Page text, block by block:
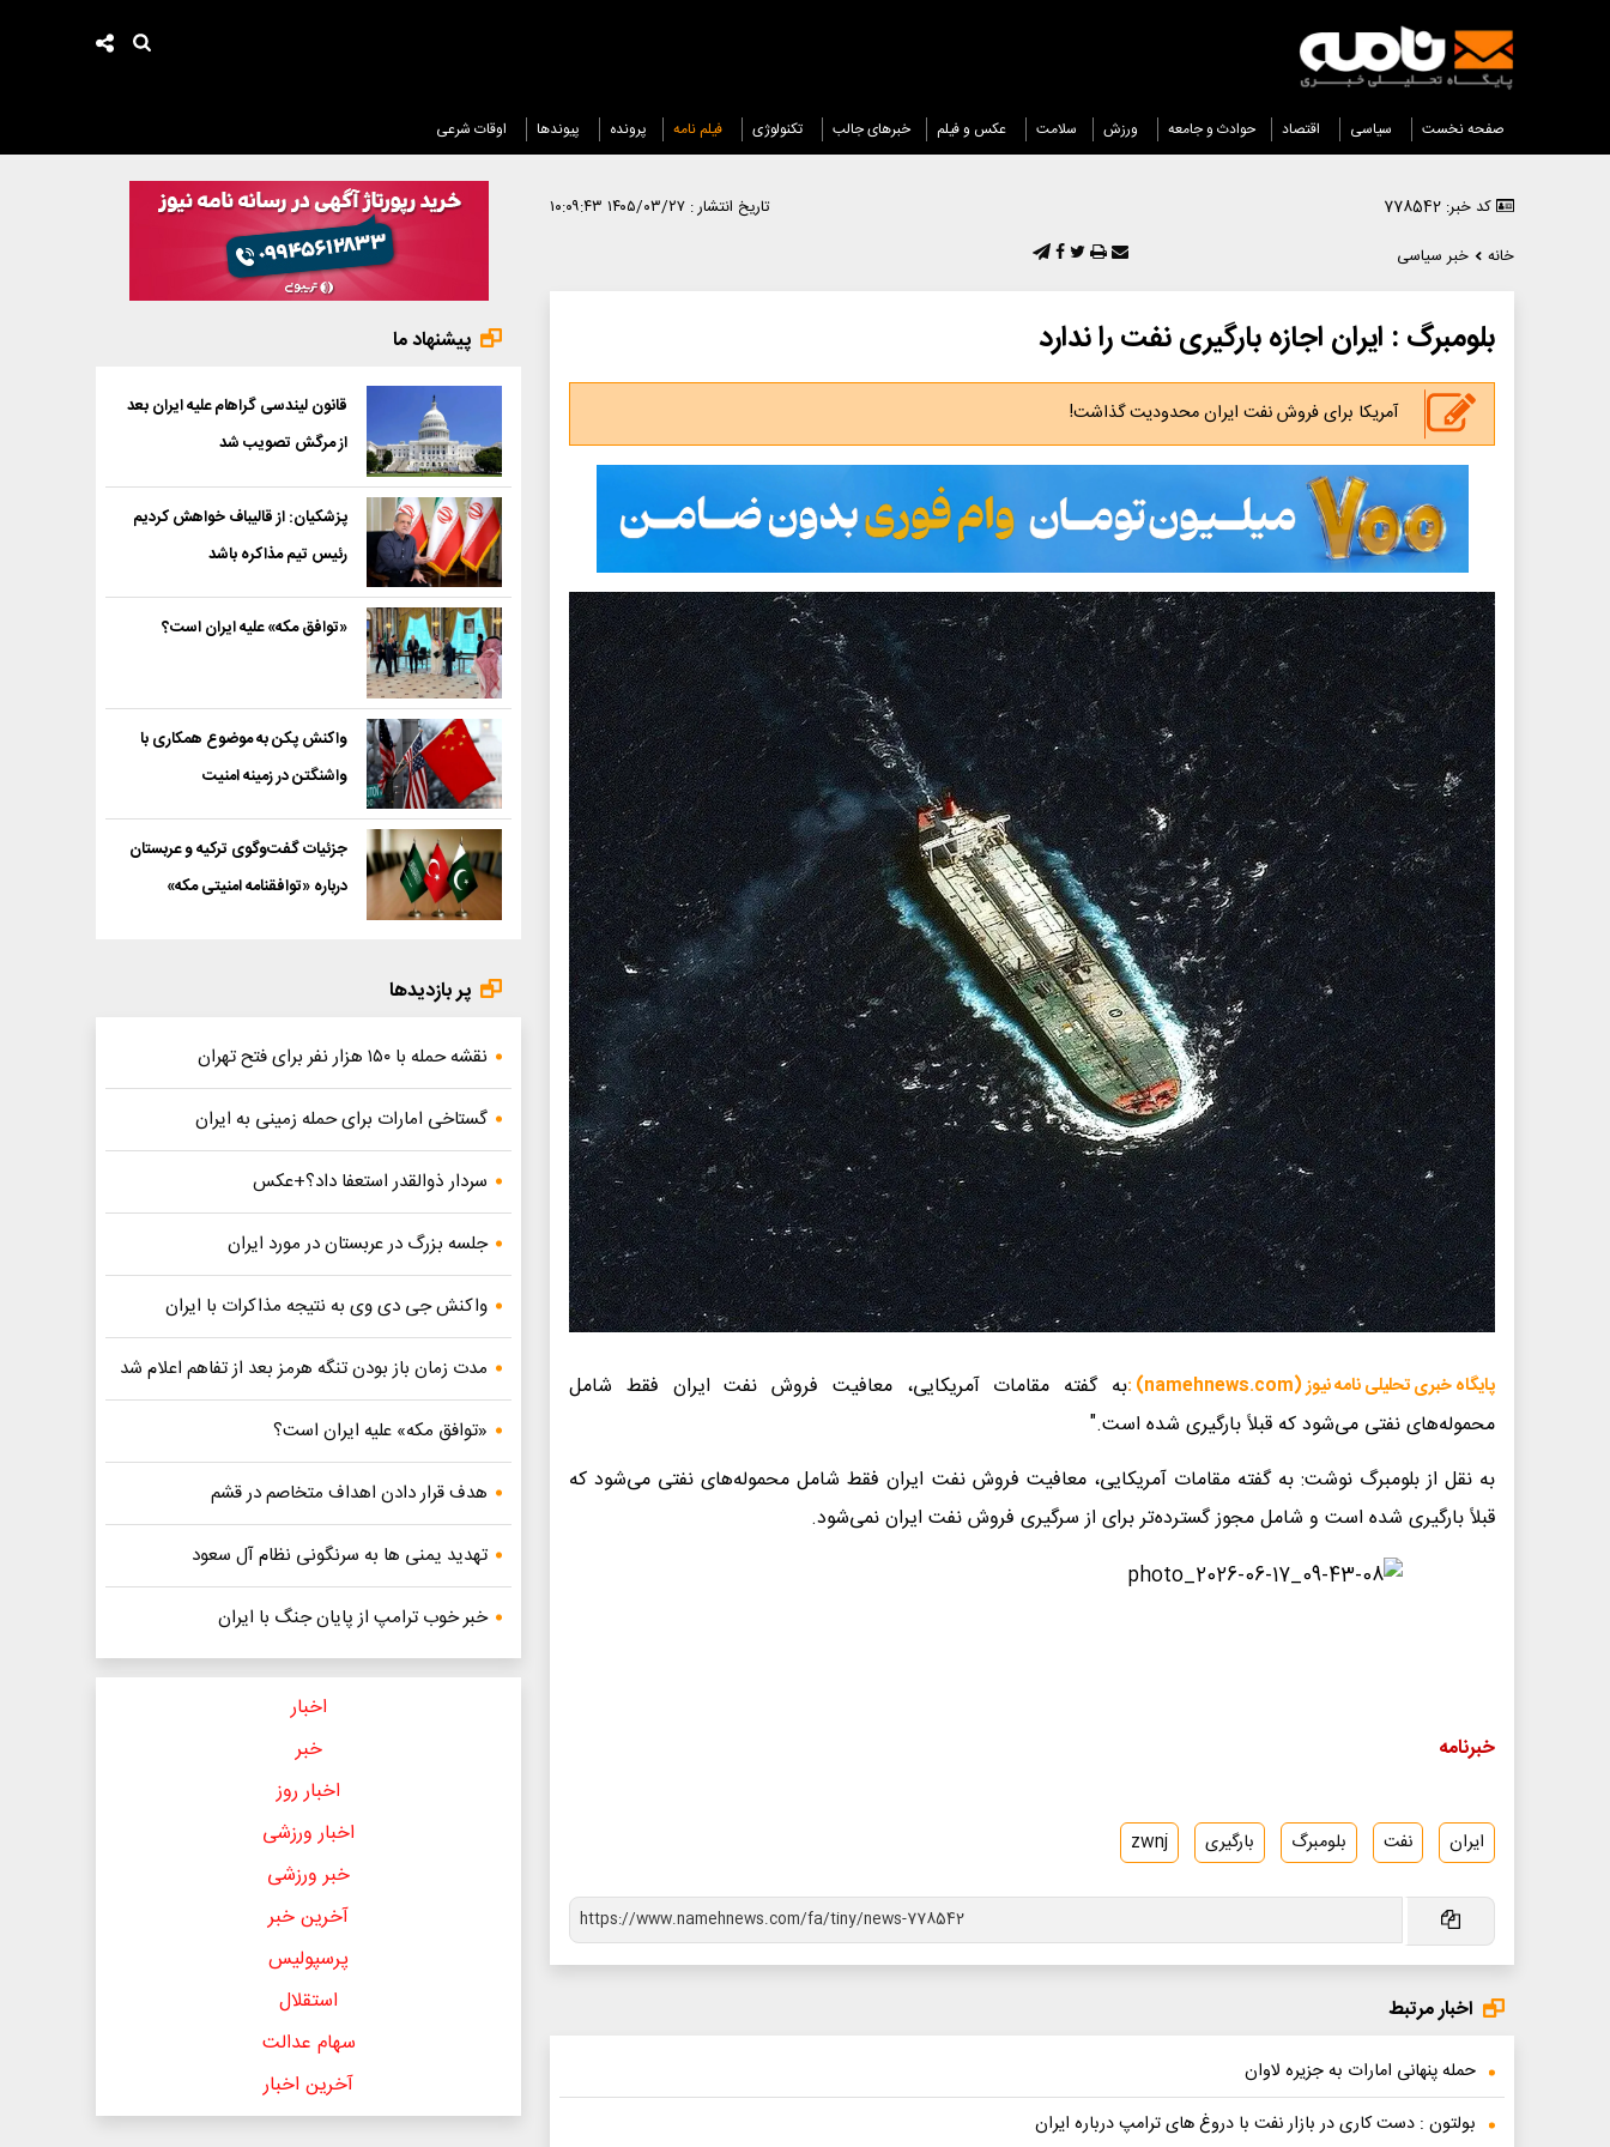
صفحه نخست سیاسی اقتصاد حوادث و جامعه ورزش سلامت عکس و فیلم خبرهای جالب تکنولوژی فیلم نامه پرونده پیوندها اوقات شرعی
کد خبر: 778542 تاریخ انتشار : ۱۴۰۵/۰۳/۲۷ ۱۰:۰۹:۴۳
خانه
خبر سیاسی
بلومبرگ : ایران اجازه بارگیری نفت را ندارد
آمریکا برای فروش نفت ایران محدودیت گذاشت!
پایگاه خبری تحلیلی نامه نیوز (namehnews.com) :
به گفته مقامات آمریکایی، معافیت فروش نفت ایران فقط شامل
محموله‌های نفتی می‌شود که قبلاً بارگیری شده است."
به نقل از بلومبرگ نوشت: به گفته مقامات آمریکایی، معافیت فروش نفت ایران فقط شامل محموله‌های نفتی می‌شود که
قبلاً بارگیری شده است و شامل مجوز گسترده‌تر برای از سرگیری فروش نفت ایران نمی‌شود.
خبرنامه
ایران نفت بلومبرگ بارگیری zwnj
اخبار مرتبط
حمله پنهانی امارات به جزیره لاوان
بولتون : دست کاری در بازار نفت با دروغ های ترامپ درباره ایران
پیشنهاد ما
قانون لیندسی گراهام علیه ایران بعد
از مرگش تصویب شد
پزشکیان: از قالیباف خواهش کردیم
رئیس تیم مذاکره باشد
«توافق مکه» علیه ایران است؟
واکنش پکن به موضوع همکاری با
واشنگتن در زمینه امنیت
جزئیات گفت‌وگوی ترکیه و عربستان
درباره «توافقنامه امنیتی مکه»
پر بازدیدها
نقشه حمله با ۱۵۰ هزار نفر برای فتح تهران
گستاخی امارات برای حمله زمینی به ایران
سردار ذوالقدر استعفا داد؟+عکس
جلسه بزرگ در عربستان در مورد ایران
واکنش جی دی وی به نتیجه مذاکرات با ایران
مدت زمان باز بودن تنگه هرمز بعد از تفاهم اعلام شد
«توافق مکه» علیه ایران است؟
هدف قرار دادن اهداف متخاصم در قشم
تهدید یمنی ها به سرنگونی نظام آل سعود
خبر خوب ترامپ از پایان جنگ با ایران
اخبار
خبر
اخبار روز
اخبار ورزشی
خبر ورزشی
آخرین خبر
پرسپولیس
استقلال
سهام عدالت
آخرین اخبار